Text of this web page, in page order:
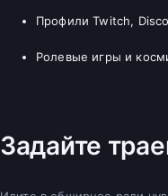
Профили Twitch,
Ролевые игры и
Задайте